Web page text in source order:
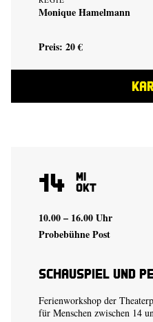
Monique Hamelmann
Preis: 20 €
14 Mi
Okt
10.00 – 16.00 Uhr
Probebühne Post
Schauspiel und
Ferienworkshop der
für Menschen zwischen 14